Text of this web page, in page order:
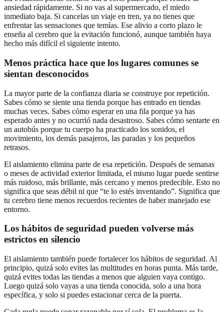
ansiedad rápidamente. Si no vas al supermercado, el miedo
inmediato baja. Si cancelas un viaje en tren, ya no tienes que
enfrentar las sensaciones que temías. Ese alivio a corto plazo le
enseña al cerebro que la evitación funcionó, aunque también haya
hecho más difícil el siguiente intento.
Menos práctica hace que los lugares comunes se
sientan desconocidos
La mayor parte de la confianza diaria se construye por repetición.
Sabes cómo se siente una tienda porque has entrado en tiendas
muchas veces. Sabes cómo esperar en una fila porque ya has
esperado antes y no ocurrió nada desastroso. Sabes cómo sentarte en
un autobús porque tu cuerpo ha practicado los sonidos, el
movimiento, los demás pasajeros, las paradas y los pequeños
retrasos.
El aislamiento elimina parte de esa repetición. Después de semanas
o meses de actividad exterior limitada, el mismo lugar puede sentirse
más ruidoso, más brillante, más cercano y menos predecible. Esto no
significa que seas débil ni que “te lo estés inventando”. Significa que
tu cerebro tiene menos recuerdos recientes de haber manejado ese
entorno.
Los hábitos de seguridad pueden volverse más
estrictos en silencio
El aislamiento también puede fortalecer los hábitos de seguridad. Al
principio, quizá solo evites las multitudes en horas punta. Más tarde,
quizá evites todas las tiendas a menos que alguien vaya contigo.
Luego quizá solo vayas a una tienda conocida, solo a una hora
específica, y solo si puedes estacionar cerca de la puerta.